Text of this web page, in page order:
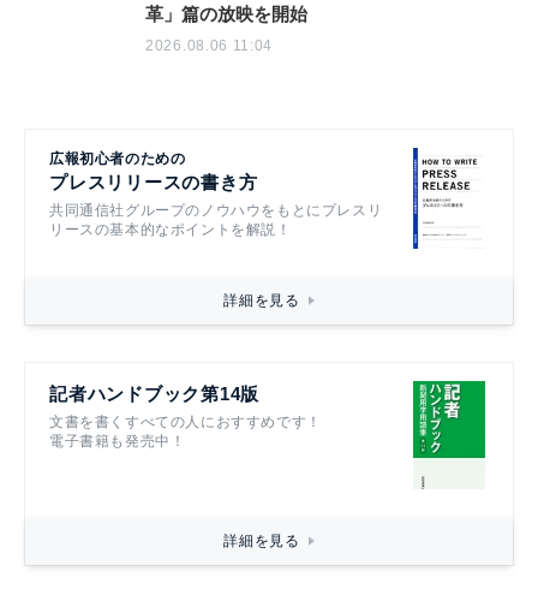
革」篇の放映を開始
2026.08.06 11:04
広報初心者のための
プレスリリースの書き方
共同通信社グループのノウハウをもとにプレスリ
リースの基本的なポイントを解説！
詳細を見る
記者ハンドブック第14版
文書を書くすべての人におすすめです！
電子書籍も発売中！
詳細を見る